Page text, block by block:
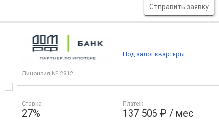
Отправить заявку
Лицензия № 2312
Ставка
27%
Платеж
137 506 ₽ / мес
Под залог квартиры